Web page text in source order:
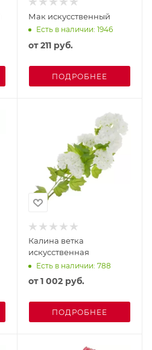
Мак искусственный
Есть в наличии: 1946
от211 руб.
ПОДРОБНЕЕ
Калина ветка
искусственная
Есть в наличии: 788
от1 002 руб.
ПОДРОБНЕЕ